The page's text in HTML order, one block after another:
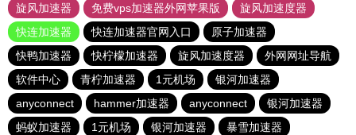
旋风加速器
免费vps加速器外网苹果版
旋风加速度器
快连加速器
快连加速器官网入口
原子加速器
快鸭加速器
快柠檬加速器 旋风加速度器
外网网址导航
软件中心
青柠加速器 1元机场
银河加速器
anyconnect
hammer加速器 anyconnect
银河加速器
蚂蚁加速器
1元机场 银河加速器
暴雪加速器